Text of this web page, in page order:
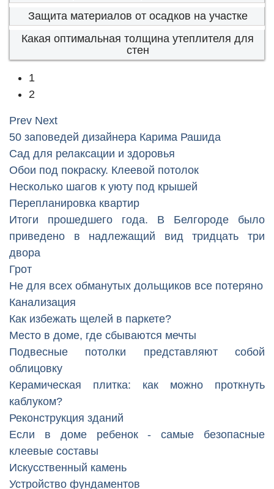
Защита материалов от осадков на участке
Какая оптимальная толщина утеплителя для
стен
1
2
Prev Next
50 заповедей дизайнера Карима Рашида
Сад для релаксации и здоровья
Обои под покраску. Клеевой потолок
Несколько шагов к уюту под крышей
Перепланировка квартир
Итоги прошедшего года. В Белгороде было
приведено в надлежащий вид тридцать три
двора
Грот
Не для всех обманутых дольщиков все потеряно
Канализация
Как избежать щелей в паркете?
Место в доме, где сбываются мечты
Подвесные потолки представляют собой
облицовку
Керамическая плитка: как можно проткнуть
каблуком?
Реконструкция зданий
Если в доме ребенок - самые безопасные
клеевые составы
Искусственный камень
Устройство фундаментов